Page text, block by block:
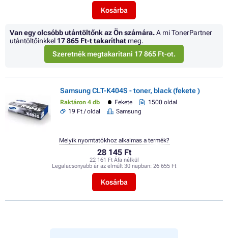
Kosárba
Van egy olcsóbb utántöltőnk az Ön számára.A mi TonerPartner
utántöltőinkkel 17 865 Ft-t takaríthat meg.
Szeretnék megtakarítani 17 865 Ft-ot.
Samsung CLT-K404S - toner, black (fekete )
Raktáron 4 db Fekete
1500 oldal
19 Ft / oldal
Samsung
28 145 Ft
22 161 Ft Áfa nélkül
Legalacsonyabb ár az elmúlt 30 napban: 26 655 Ft
Kosárba
Melyik nyomtatókhoz alkalmas a termék?